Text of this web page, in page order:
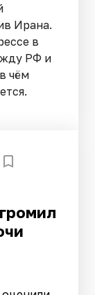
Ирана.
в
РФ и
чём